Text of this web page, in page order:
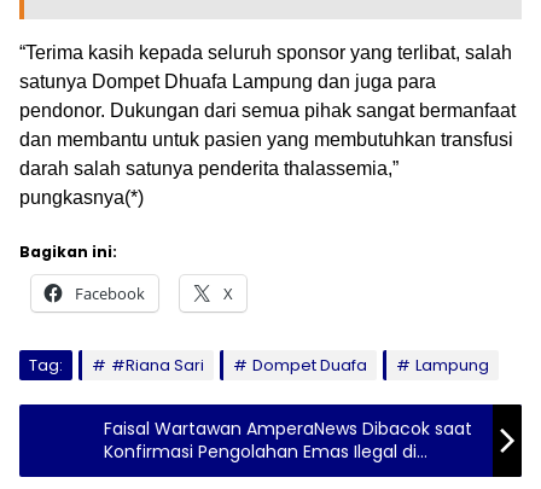
“Terima kasih kepada seluruh sponsor yang terlibat, salah
satunya Dompet Dhuafa Lampung dan juga para
pendonor. Dukungan dari semua pihak sangat bermanfaat
dan membantu untuk pasien yang membutuhkan transfusi
darah salah satunya penderita thalassemia,”
pungkasnya(*)
Bagikan ini:
Facebook X
Tag: #Riana Sari Dompet Duafa Lampung
Faisal Wartawan AmperaNews Dibacok saat
Konfirmasi Pengolahan Emas Ilegal di
Pesawaran